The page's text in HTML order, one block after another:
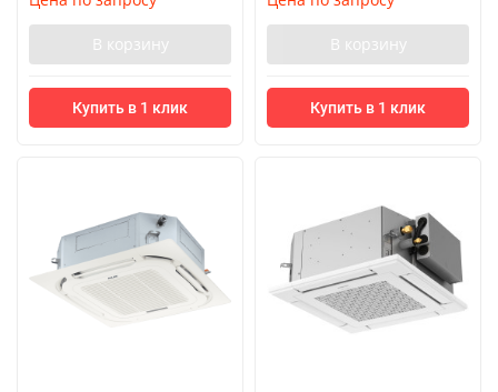
В корзину
Купить в 1 клик
В корзину
Купить в 1 клик